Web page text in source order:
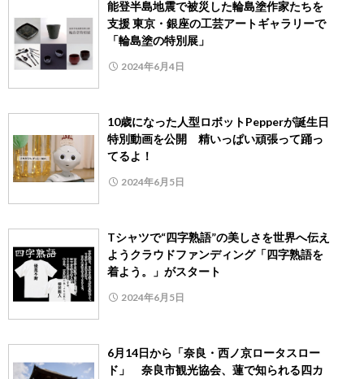
能登半島地震で被災した輪島塗作家たちを
支援 東京・銀座の工芸アートギャラリーで
「輪島塗の特別展」
2024年6月4日
10歳になった人型ロボットPepperが誕生日
特別動画を公開 精いっぱい頑張って踊っ
てるよ！
2024年6月5日
Tシャツで“四字熟語”の美しさを世界へ伝え
ようクラウドファンディング「四字熟語を
着よう。」がスタート
2024年6月5日
6月14日から「奈良・西ノ京ロータスロー
ド」 奈良市観光協会、蓮で知られる四カ